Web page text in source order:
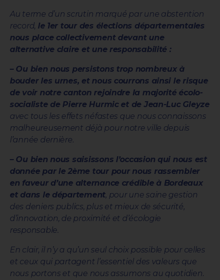
Au terme d’un scrutin marqué par une abstention
record, le 1er tour des élections départementales
nous place collectivement devant une
alternative claire et une responsabilité :
– Ou bien nous persistons trop nombreux à
bouder les urnes, et nous courrons ainsi le risque
de voir notre canton rejoindre la majorité écolo-
socialiste de Pierre Hurmic et de Jean-Luc Gleyze
avec tous les effets néfastes que nous connaissons
malheureusement déjà pour notre ville depuis
l’année dernière.
– Ou bien nous saisissons l’occasion qui nous est
donnée par le 2ème tour pour nous rassembler
en faveur d’une alternance crédible à Bordeaux
et dans le département, pour une saine gestion
des deniers publics, plus et mieux de sécurité,
d’innovation, de proximité et d’écologie
responsable.
En clair, il n’y a qu’un seul choix possible pour celles
et ceux qui partagent l’essentiel des valeurs que
nous portons et que nous assumons au quotidien.